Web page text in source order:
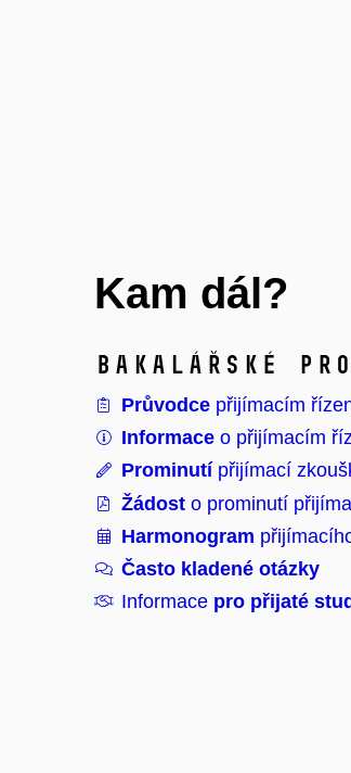
Kam dál?
Bakalářské
Průvodce přijímacím
Informace o přijímacím
Prominutí přijímací
Žádost o prominutí
Harmonogram
Často kladené otázky
Informace pro přijaté